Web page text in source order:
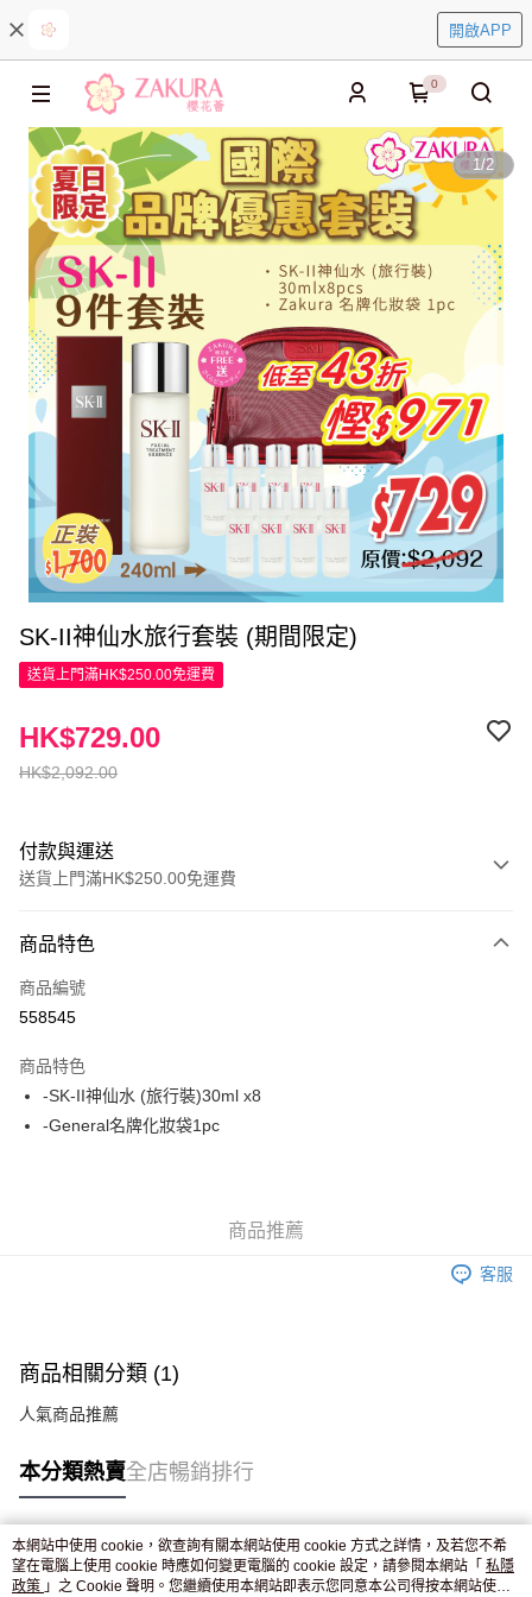
開啟APP
0
1/2
SK-II神仙水旅行套裝 (期間限定)
送貨上門滿HK$250.00免運費
HK$2,092.00
HK$729.00
付款與運送
送貨上門滿HK$250.00免運費
信用卡
Apple Pay
WeChat Pay
付款後門市自取，訂單確認後2-4個工作天到店，7天內取。逾期後
商品特色
商品編號
558545
商品特色
-SK-II神仙水 (旅行裝)30ml x8
-General名牌化妝袋1pc
商品推薦
客服
商品相關分類 (1)
人氣商品推薦
本分類熱賣全店暢銷排行
熱門標籤
本網站中使用 cookie，欲查詢有關本網站使用 cookie 方式之詳情，及若您不希
望在電腦上使用 cookie 時應如何變更電腦的 cookie 設定，請參閱本網站「 私隱
政策 」之 Cookie 聲明。您繼續使用本網站即表示您同意本公司得按本網站使用